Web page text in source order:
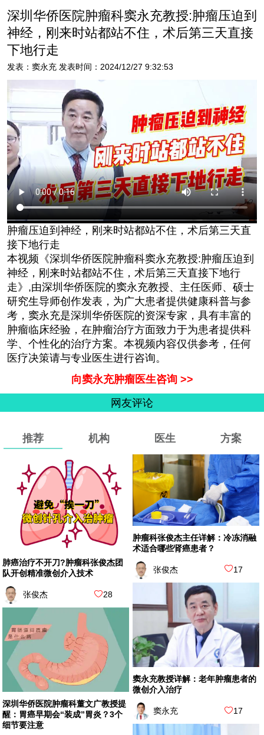
深圳华侨医院肿瘤科窦永充教授:肿瘤压迫到
神经，刚来时站都站不住，术后第三天直接
下地行走
发表：窦永充 发表时间：2024/12/27 9:32:53
肿瘤压迫到神经，刚来时站都站不住，术后第三天直
接下地行走
本视频《深圳华侨医院肿瘤科窦永充教授:肿瘤压迫到
神经，刚来时站都站不住，术后第三天直接下地行
走》,由深圳华侨医院的窦永充教授、主任医师、硕士
研究生导师创作发表，为广大患者提供健康科普与参
考，窦永充是深圳华侨医院的资深专家，具有丰富的
肿瘤临床经验，在肿瘤治疗方面致力于为患者提供科
学、个性化的治疗方案。本视频内容仅供参考，任何
医疗决策请与专业医生进行咨询。
向窦永充肿瘤医生咨询 >>
网友评论
推荐 机构 医生 方案
肺癌治疗不开刀?肿瘤科张俊杰团
队开创精准微创介入技术
张俊杰 28
肿瘤科张俊杰主任详解：冷冻消融
术适合哪些肾癌患者？
张俊杰 17
窦永充教授详解：老年肿瘤患者的
微创介入治疗
窦永充 17
深圳华侨医院肿瘤科董文广教授提
醒：胃癌早期会“装成”胃炎？3个
细节要注意